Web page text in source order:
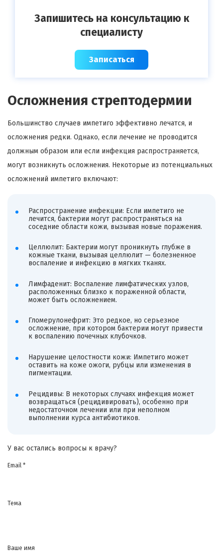
Запишитесь на консультацию к
специалисту
Записаться
Осложнения стрептодермии
Большинство случаев импетиго эффективно лечатся, и
осложнения редки. Однако, если лечение не проводится
должным образом или если инфекция распространяется,
могут возникнуть осложнения. Некоторые из потенциальных
осложнений импетиго включают:
Распространение инфекции: Если импетиго не
лечится, бактерии могут распространяться на
соседние области кожи, вызывая новые поражения.
Целлюлит: Бактерии могут проникнуть глубже в
кожные ткани, вызывая целлюлит — болезненное
воспаление и инфекцию в мягких тканях.
Лимфаденит: Воспаление лимфатических узлов,
расположенных близко к пораженной области,
может быть осложнением.
Гломерулонефрит: Это редкое, но серьезное
осложнение, при котором бактерии могут привести
к воспалению почечных клубочков.
Нарушение целостности кожи: Импетиго может
оставить на коже ожоги, рубцы или изменения в
пигментации.
Рецидивы: В некоторых случаях инфекция может
возвращаться (рецидивировать), особенно при
недостаточном лечении или при неполном
выполнении курса антибиотиков.
У вас остались вопросы к врачу?
Email *
Тема
Ваше имя